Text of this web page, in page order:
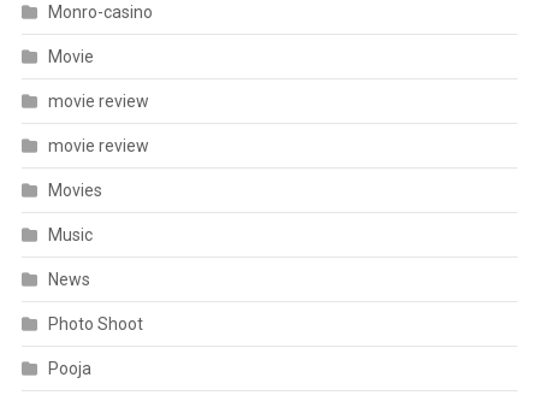
Monro-casino
Movie
movie review
movie review
Movies
Music
News
Photo Shoot
Pooja